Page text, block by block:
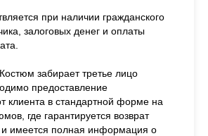
при наличии гражданского
залоговых денег и оплаты
забирает третье лицо
предоставление
клиента в стандартной форме на
где гарантируется возврат
и имеется полная информация о